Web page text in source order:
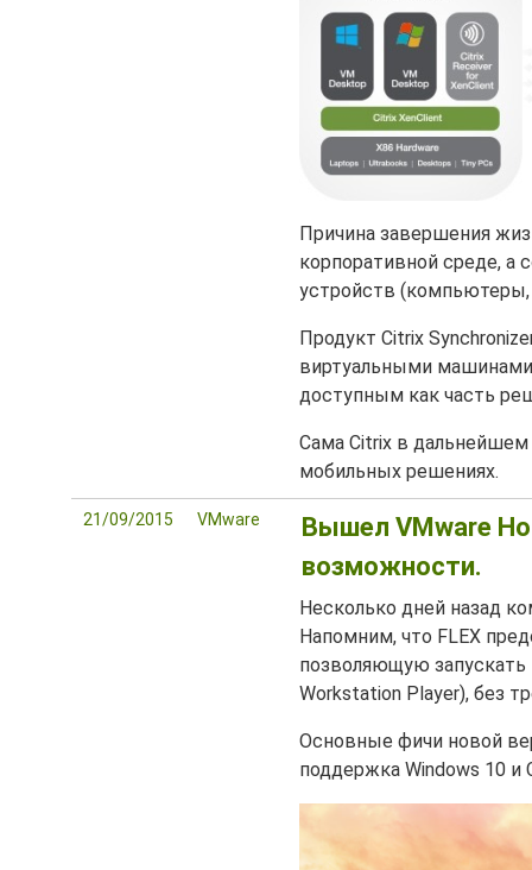
Причина завершения
корпоративной среде, а
устройств
Продукт Citrix
виртуальными
доступным как часть
Сама Citrix в дальнейшем
мобильных решениях.
21/09/2015 VMware
Вышел VMware
возможности.
Несколько дней назад
Напомним, что FLEX
позволяющую запускать
Workstation Player), без
Основные фичи новой
поддержка Windows 10 и